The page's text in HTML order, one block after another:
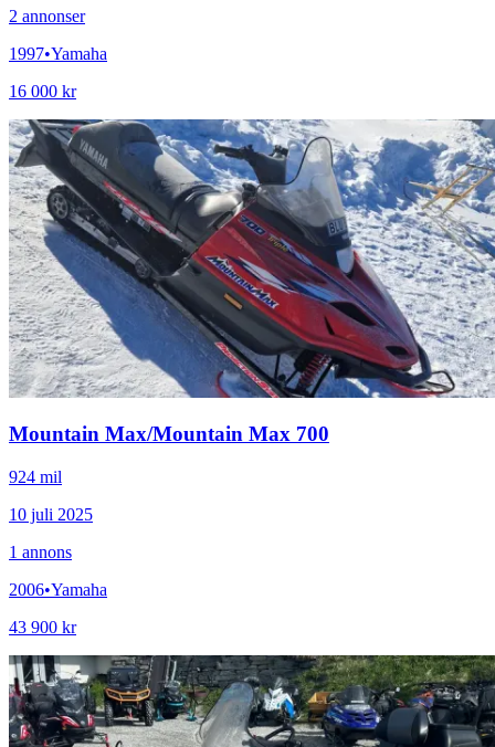
2 annonser
1997•Yamaha
16 000 kr
Mountain Max/Mountain Max 700
924 mil
10 juli 2025
1 annons
2006•Yamaha
43 900 kr